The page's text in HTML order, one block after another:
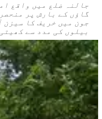
جالنہ ضلع میں واقع
گاؤں کے بارش پر
جون میں خریف کا سیزن
بیلوں کی مدد سے